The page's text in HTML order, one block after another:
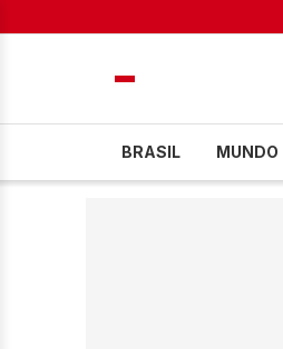
BRASIL MUNDO